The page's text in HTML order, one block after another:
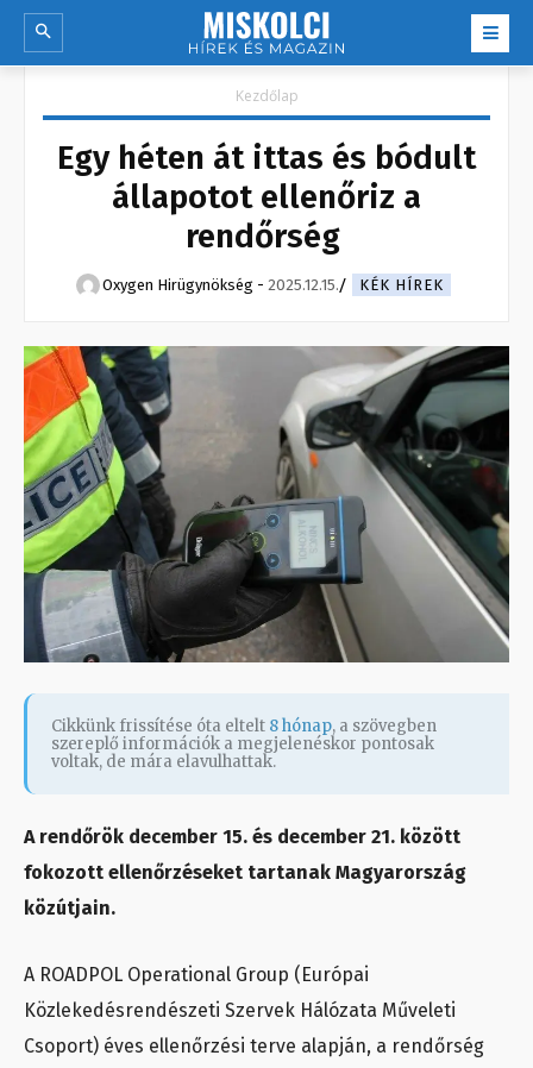
Kezdőlap
Egy héten át ittas és bódult
állapotot ellenőriz a
rendőrség
Oxygen Hirügynökség - 2025.12.15. KÉK HÍREK
Cikkünk frissítése óta eltelt 8 hónap, a szövegben
szereplő információk a megjelenéskor pontosak
voltak, de mára elavulhattak.
A rendőrök december 15. és december 21. között
fokozott ellenőrzéseket tartanak Magyarország
közútjain.
A ROADPOL Operational Group (Európai
Közlekedésrendészeti Szervek Hálózata Műveleti
Csoport) éves ellenőrzési terve alapján, a rendőrség